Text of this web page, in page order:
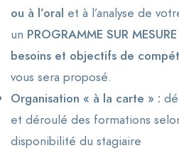
ou à l’oral et à l’analyse de
un PROGRAMME SUR MESURE
besoins et objectifs de
vous sera proposé.
Organisation « à la carte » :
et déroulé des formations
disponibilité du stagiaire